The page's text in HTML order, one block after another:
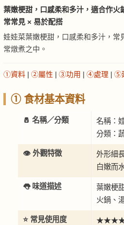
葉嫩梗甜，口感柔和多汁，適合作火
常常見 × 易於配搭
娃娃菜葉嫩梗甜，口感柔和多汁，常
常燉煮之中。
①資料 | ②屬性 | ③功用 | ④處理 | ⑤
① 食材基本資料
🧂 名稱／分類
名稱：
分類：
👁️ 外觀特徵
外形細
白嫩而
👅 味道描述
葉嫩梗
火鍋、
⭐ 常見使用度